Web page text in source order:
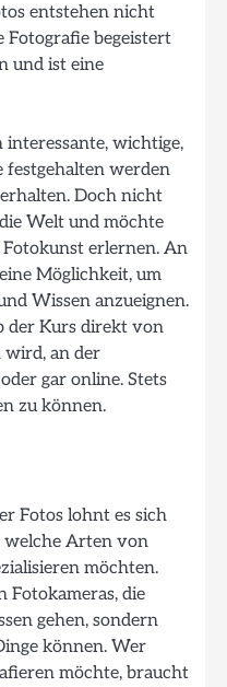
entstehen nicht
Fotografie begeistert
und ist eine
wichtige,
festgehalten werden
Doch nicht
Welt und möchte
erlernen. An
Möglichkeit, um
Wissen anzueignen.
der Kurs direkt von
wird, an der
gar online. Stets
zu können.
Fotos lohnt es sich
welche Arten von
möchten.
Fotokameras, die
gehen, sondern
können. Wer
möchte, braucht